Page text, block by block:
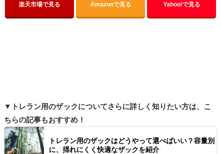
楽天市場で見る Amazonで見る Yahoo!で見る
▼トレラン用のザックについてさらに詳しく知りたい方は、こ
ちらの記事もおすすめ！
トレラン用のザックはどうやって選べばいい？容量別
に、揺れにくく快適なザックを紹介